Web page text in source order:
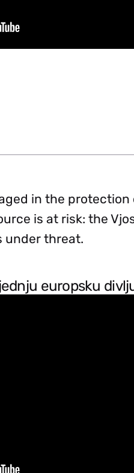
in the protection
is at risk: the
under threat.
europsku